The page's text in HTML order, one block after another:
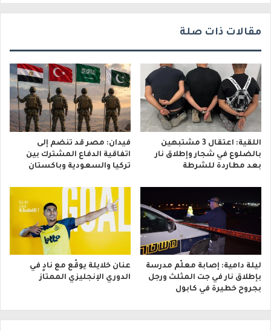
مقالات ذات صلة
اللقية: اعتقال 3 مشتبهين
بالضلوع في شجار وإطلاق نار
بعد مطاردة للشرطة
فيدان: مصر قد تنضم إلى
اتفاقية الدفاع المشترك بين
تركيا والسعودية وباكستان
ليلة دامية: إصابة معلّم مدرسة
بإطلاق نار في جت المثلث ورجل
بجروح خطيرة في كابول
عنان خلايلة يوقّع مع نادٍ في
الدوري الإنجليزي الممتاز